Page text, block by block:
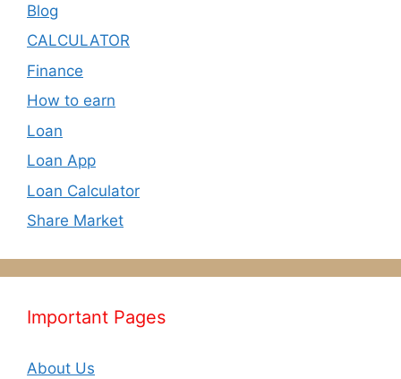
Blog
CALCULATOR
Finance
How to earn
Loan
Loan App
Loan Calculator
Share Market
Important Pages
About Us